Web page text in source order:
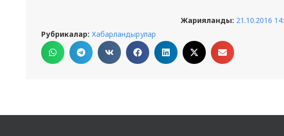
Жарияланды: 21.10.2016
Рубрикалар: Хабарландырулар